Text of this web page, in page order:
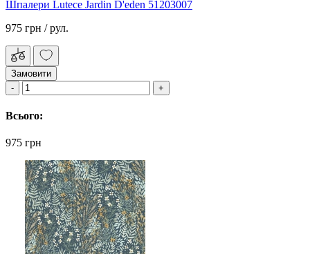
Шпалери Lutece Jardin D'eden 51203007
975 грн / рул.
Замовити
Всього:
975 грн